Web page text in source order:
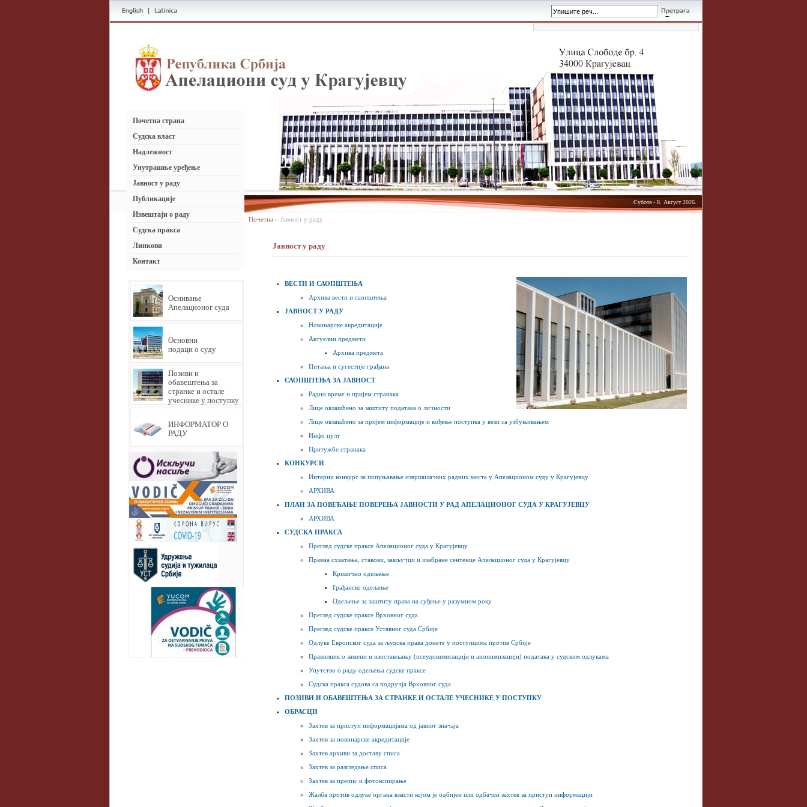
Почетна страна
Судска власт
Надлежност
Унутрашње уређење
Јавност у раду
Публикације
Извештаји о раду
Судска пракса
Линкови
Контакт
Оснивање
Апелационог суда
Основни
подаци о суду
Позиви и
обавештења за
странке и остале
учеснике у поступку
ИНФОРМАТОР О
РАДУ
Субота - 8. Август 2026.
Почетна » Јавност у раду
Јавност у раду
ВЕСТИ И САОПШТЕЊА
Архива вести и саопштења
ЈАВНОСТ У РАДУ
Новинарске акредитације
Актуелни предмети
Архива предмета
Питања и сугестије грађана
САОПШТЕЊА ЗА ЈАВНОСТ
Рaдно време и пријем стрaнaкa
Лице овлашћено за заштиту података о личности
Лице овлашћено за пријем информације и вођење поступка у вези са узбуњивањем
Инфо пулт
Притужбе странака
КОНКУРСИ
Интерни конкурс за попуњавање извршилачких радних места у Апелационом суду у Крагујевцу
АРХИВА
ПЛАН ЗА ПОВЕЋАЊЕ ПОВЕРЕЊА ЈАВНОСТИ У РАД АПЕЛАЦИОНОГ СУДА У КРАГУЈЕВЦУ
АРХИВА
СУДСКА ПРАКСА
Преглед судске праксе Апелационог суда у Крагујевцу
Правна схватања, ставови, закључци и изабране сентенце Апелационог суда у Крагујевцу
Кривично одељење
Грађанско одељење
Одељење за заштиту права на суђење у разумном року
Преглед судске праксе Врховног суда
Преглед судске праксе Уставног суда Србије
Одлуке Европског суда за људска права донете у поступцима против Србије
Правилник о замени и изостављању (псеудонимизацији и анонимизацији) података у судским одлукама
Упутство о раду одељења судске праксе
Судска пракса судова са подручја Врховног суда
ПОЗИВИ И ОБАВЕШТЕЊА ЗА СТРАНКЕ И ОСТАЛЕ УЧЕСНИКЕ У ПОСТУПКУ
ОБРАСЦИ
Захтев за приступ информацијама од јавног значаја
Захтев за новинарске акредитације
Захтев архиви за доставу списа
Захтев за разгледање списа
Захтев за препис и фотокопирање
Жалба против одлуке органа власти којом је одбијен или одбачен захтев за приступ информацији